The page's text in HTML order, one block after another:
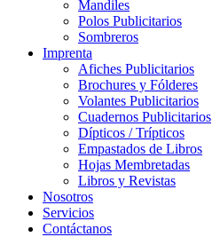
Mandiles
Polos Publicitarios
Sombreros
Imprenta
Afiches Publicitarios
Brochures y Fólderes
Volantes Publicitarios
Cuadernos Publicitarios
Dípticos / Trípticos
Empastados de Libros
Hojas Membretadas
Libros y Revistas
Nosotros
Servicios
Contáctanos